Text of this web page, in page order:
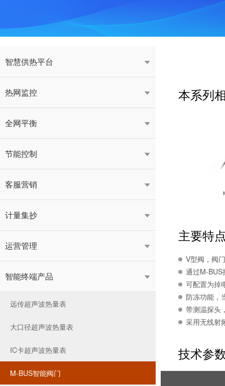
智慧供热平台 
热网监控 
全网平衡 
节能控制 
客服营销 
计量集抄 
运营管理 
智能终端产品 
远传超声波热量表
大口径超声波热量表
IC卡超声波热量表
M-BUS智能阀门
本系列
主要特
V型阀，阀
通过M-BUS
可配置为掉
防冻功能，
带测温探头
采用无线射
技术参